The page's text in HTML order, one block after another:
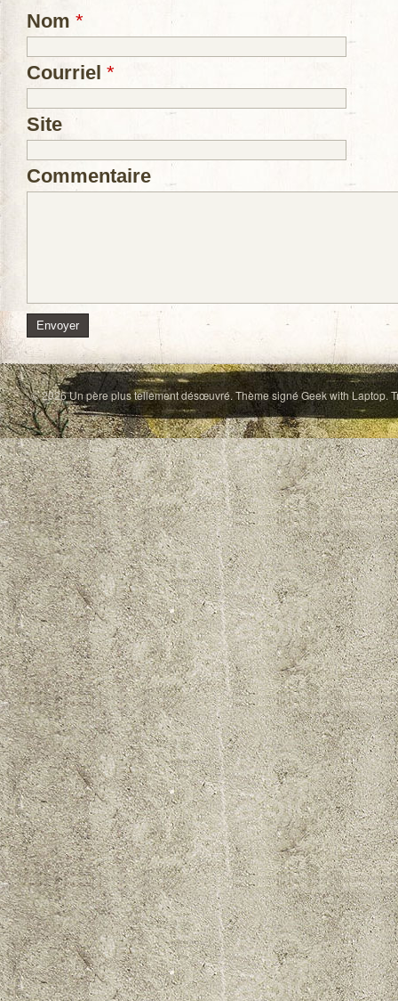
Nom *
Courriel *
Site
Commentaire
© 2026Un père plus tellement désœuvré. Thème signéGeek with Laptop.